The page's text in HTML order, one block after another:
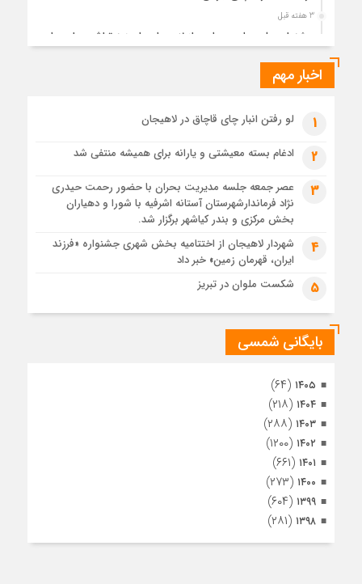
3 هفته قبل
جشنواره ملی چای، حمایت از لاهیجان یا هزینه‌تراشی برای چای
1 ماه قبل
1 ماه قبل
رئوف
تصاویر هوایی مراسم تشییع پیکر مطهر آقای شهید ایران – مشهد
مراسم تشییع پیکر مطهر آقای شهید ایران – مشهد
تصاویری از تراکم جمعیت حاضر در میدان ثورهالعشرین نجف
اشرف
اخبار مهم
1 لو رفتن انبار چای قاچاق در لاهیجان
2 ادغام بسته معیشتی و یارانه برای همیشه منتفی شد
3
عصر جمعه جلسه مدیریت بحران با حضور رحمت حیدری
نژاد فرماندارشهرستان آستانه اشرفیه با شورا و دهیاران
بخش مرکزی و بندر کیاشهر برگزار شد.
4
شهردار لاهیجان از اختتامیه بخش شهری جشنواره «فرزند
ایران، قهرمان زمین» خبر داد
5 شکست ملوان در تبریز
بایگانی شمسی
۱۴۰۵ (۶۴)
۱۴۰۴ (۲۱۸)
۱۴۰۳ (۲۸۸)
۱۴۰۲ (۱۲۰۰)
۱۴۰۱ (۶۶۱)
۱۴۰۰ (۲۷۳)
۱۳۹۹ (۶۰۴)
۱۳۹۸ (۲۸۱)